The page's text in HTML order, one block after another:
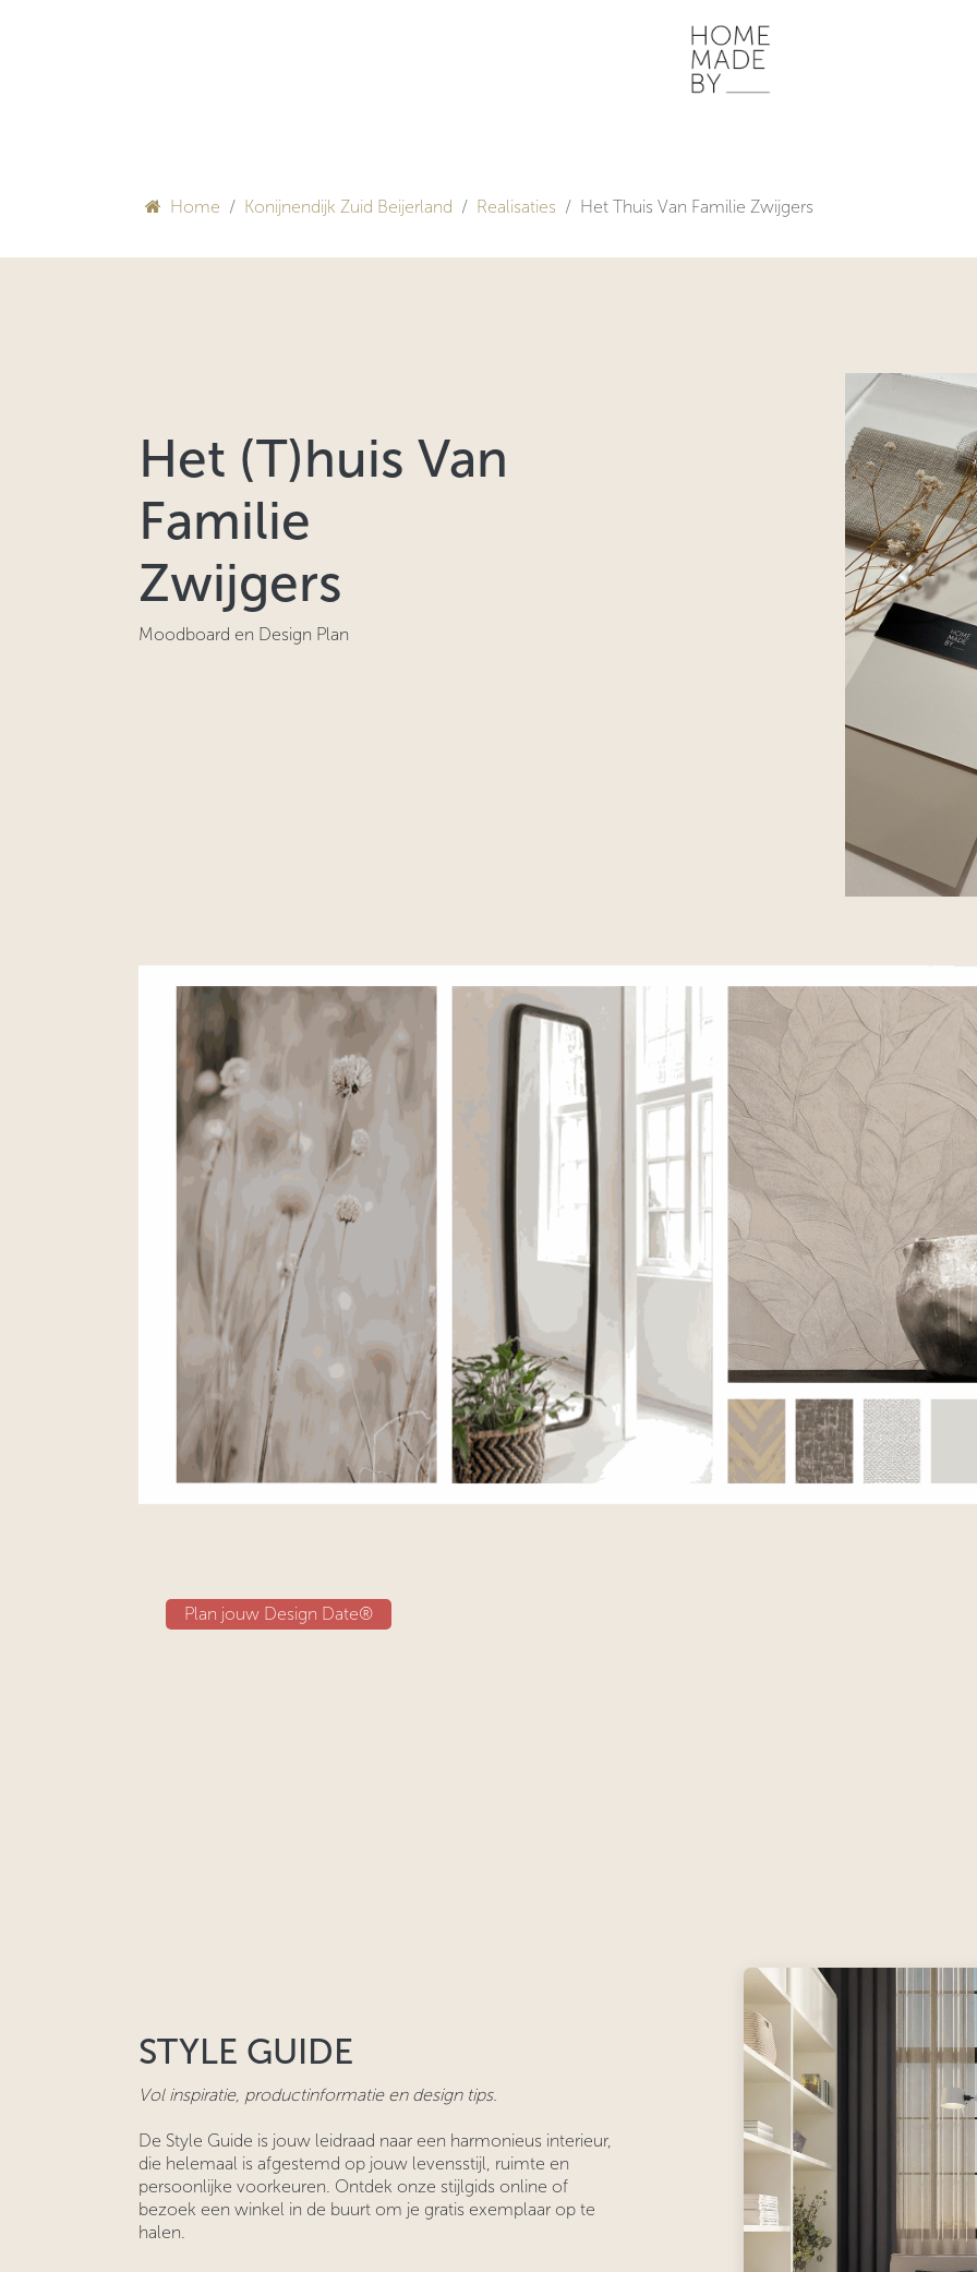
Home Konijnendijk Zuid Beijerland Realisaties Het Thuis Van Familie Zwijgers
Het (T)huis Van
Familie
Zwijgers
Moodboard en Design Plan
Plan jouw Design Date®
STYLE GUIDE
Vol inspiratie, productinformatie en design tips.
De Style Guide is jouw leidraad naar een harmonieus interieur,
die helemaal is afgestemd op jouw levensstijl, ruimte en
persoonlijke voorkeuren. Ontdek onze stijlgids online of
bezoek een winkel in de buurt om je gratis exemplaar op te
halen.